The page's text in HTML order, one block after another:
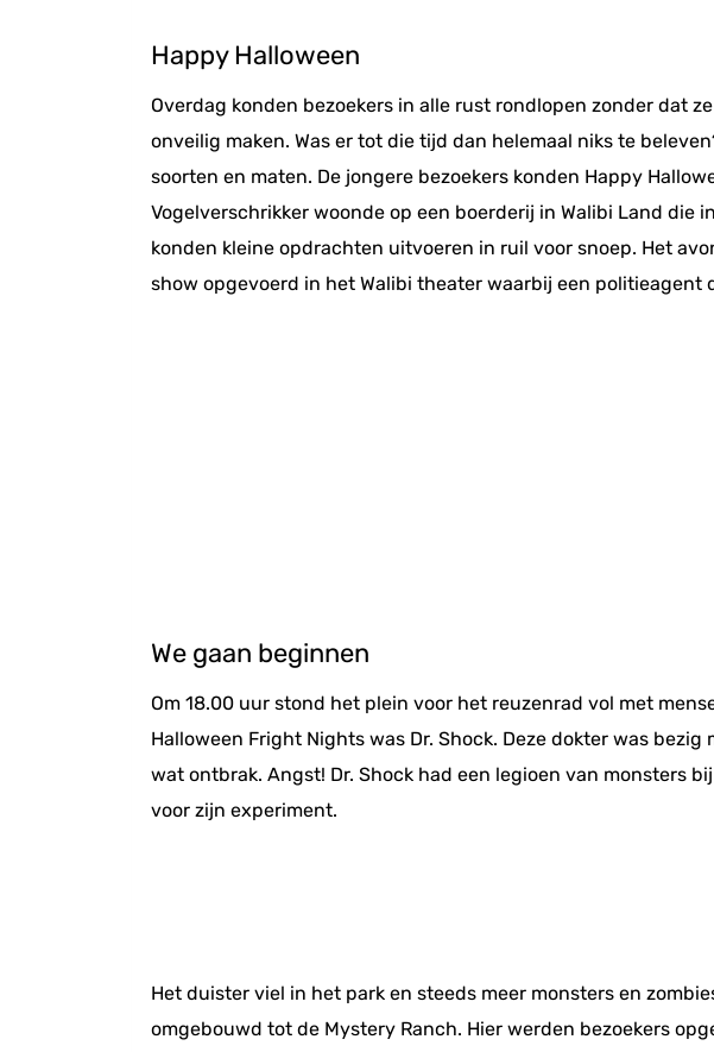
Happy Halloween
Overdag konden bezoekers in alle rust rondlopen zonder dat
onveilig maken. Was er tot die tijd dan helemaal niks te
soorten en maten. De jongere bezoekers konden Happy
Vogelverschrikker woonde op een boerderij in Walibi Land die
konden kleine opdrachten uitvoeren in ruil voor snoep. Het
show opgevoerd in het Walibi theater waarbij een politieagent
We gaan beginnen
Om 18.00 uur stond het plein voor het reuzenrad vol met
Halloween Fright Nights was Dr. Shock. Deze dokter was
wat ontbrak. Angst! Dr. Shock had een legioen van monsters
voor zijn experiment.
Het duister viel in het park en steeds meer monsters en
omgebouwd tot de Mystery Ranch. Hier werden bezoekers